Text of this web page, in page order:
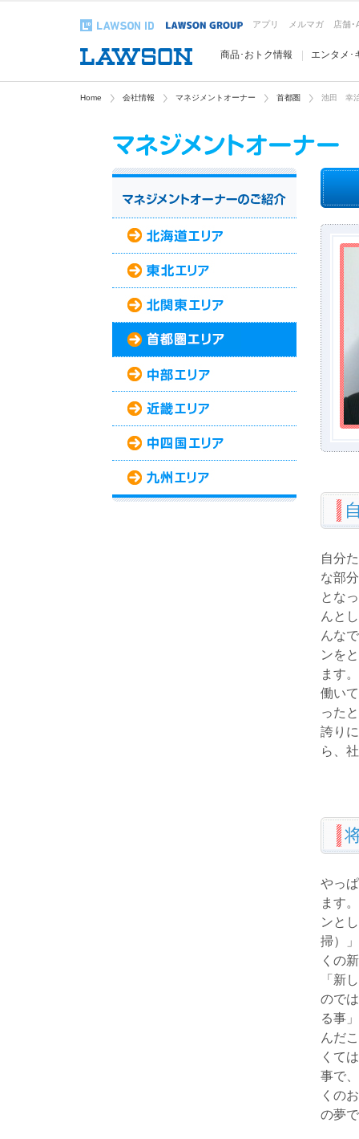
アプリ メルマガ 店舗･
商品･おトク情報 エンタメ･
Home 会社情報 マネジメントオーナー 首都圏 池田 幸
自分
な部
とな
んと
んな
ンを
ます
働い
った
誇り
ら、
やっ
ます
ンと
掃）
くの
「新
ので
る事
んだ
くて
事で
くの
の夢